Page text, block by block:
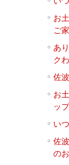
お
ご
あ
ク
佐
お
ッ
い
佐
の